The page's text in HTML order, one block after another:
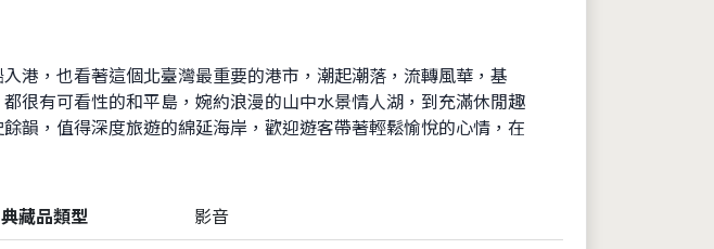
港，也看著這個北臺灣最重要的港市，潮起潮落，流轉風華，基
很有可看性的和平島，婉約浪漫的山中水景情人湖，到充滿休閒趣
韻，值得深度旅遊的綿延海岸，歡迎遊客帶著輕鬆愉悅的心情，在
典藏品類型
影音